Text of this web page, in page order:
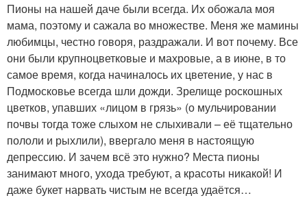
Пионы на нашей даче были всегда. Их обожала моя
мама, поэтому и сажала во множестве. Меня же мамины
любимцы, честно говоря, раздражали. И вот почему. Все
они были крупноцветковые и махровые, а в июне, в то
самое время, когда начиналось их цветение, у нас в
Подмосковье всегда шли дожди. Зрелище роскошных
цветков, упавших «лицом в грязь» (о мульчировании
почвы тогда тоже слыхом не слыхивали – её тщательно
пололи и рыхлили), ввергало меня в настоящую
депрессию. И зачем всё это нужно? Места пионы
занимают много, ухода требуют, а красоты никакой! И
даже букет нарвать чистым не всегда удаётся…